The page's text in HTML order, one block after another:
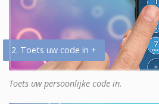
2. Toets uw code in +
Toets uw persoonlijke code in.